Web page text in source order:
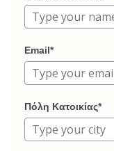
Email*
Πόλη Κατοικίας*